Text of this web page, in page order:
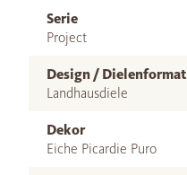
Serie
Project
Design / Dielenformat
Landhausdiele
Dekor
Eiche Picardie Puro